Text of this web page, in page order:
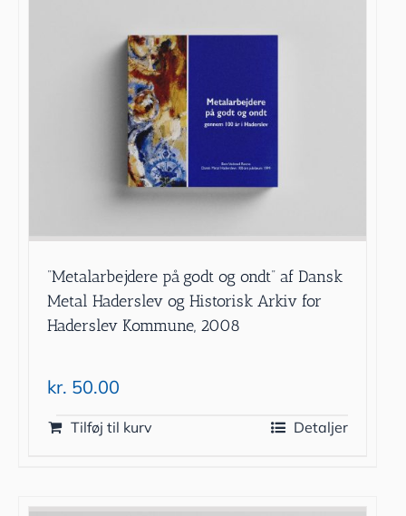
”Metalarbejdere på godt og ondt” af Dansk
Metal Haderslev og Historisk Arkiv for
Haderslev Kommune, 2008
kr. 50.00
Tilføj til kurv Detaljer